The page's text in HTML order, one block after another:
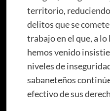
territorio,
delitos que se
trabajo en el que, a lo
hemos venido
niveles de
sabaneteños
efectivo de sus